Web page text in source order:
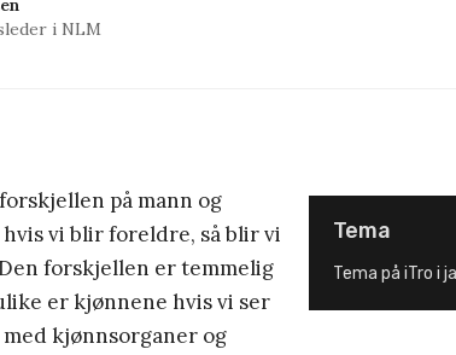
i NLM
Tema
Tema på iTro i
på mann og
vi blir foreldre, så blir vi
forskjellen er temmelig
er kjønnene hvis vi ser
kjønnsorganer og